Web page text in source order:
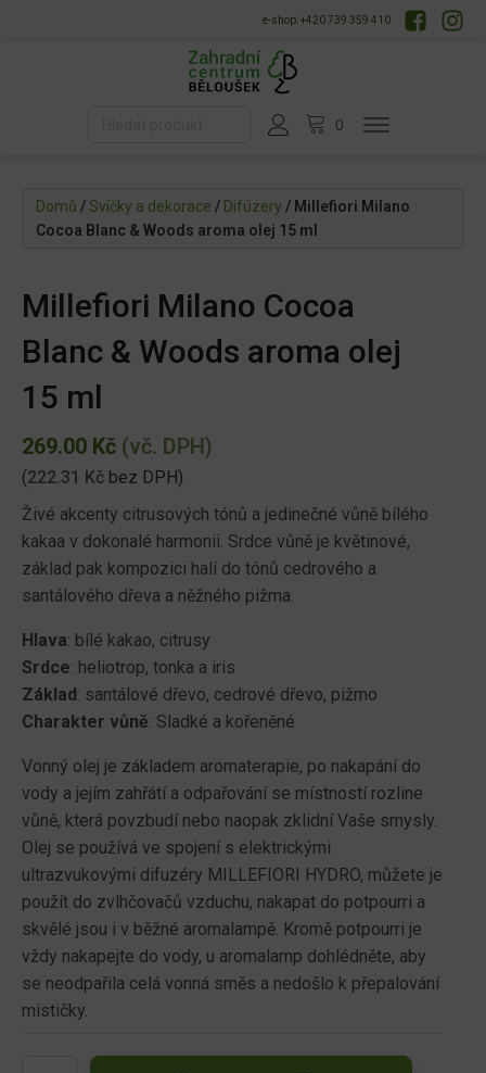
e-shop: +420 739 359 410
Domů /Svíčky a dekorace / Difúzery / Millefiori Milano
Cocoa Blanc & Woods aroma olej 15 ml
Millefiori Milano Cocoa
Blanc & Woods aroma olej
15 ml
269.00 Kč (vč. DPH)
(222.31 Kč bez DPH)
Živé akcenty citrusových tónů a jedinečné vůně bílého
kakaa v dokonalé harmonii. Srdce vůně je květinové,
základ pak kompozici halí do tónů cedrového a
santálového dřeva a něžného pižma.
Hlava: bílé kakao, citrusy
Srdce: heliotrop, tonka a iris
Základ : santálové dřevo, cedrové dřevo, pižmo
Charakter vůně: Sladké a kořeněné
Vonný olej je základem aromaterapie, po nakapání do
vody a jejím zahřátí a odpařování se místností rozline
vůně, která povzbudí nebo naopak zklidní Vaše smysly.
Olej se používá ve spojení s elektrickými
ultrazvukovými difuzéry MILLEFIORI HYDRO, můžete je
použít do zvlhčovačů vzduchu, nakapat do potpourri a
skvělé jsou i v běžné aromalampě. Kromě potpourri je
vždy nakapejte do vody, u aromalamp dohlédněte, aby
se neodpařila celá vonná směs a nedošlo k přepalování
mističky.